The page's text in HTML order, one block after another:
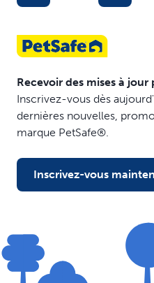
Recevoir des mises à
Inscrivez-vous dès
dernières nouvelles,
marque PetSafe®.
Inscrivez-vous